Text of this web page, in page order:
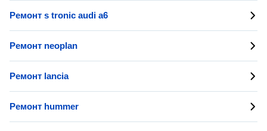
Ремонт s tronic audi a6
Ремонт neoplan
Ремонт lancia
Ремонт hummer